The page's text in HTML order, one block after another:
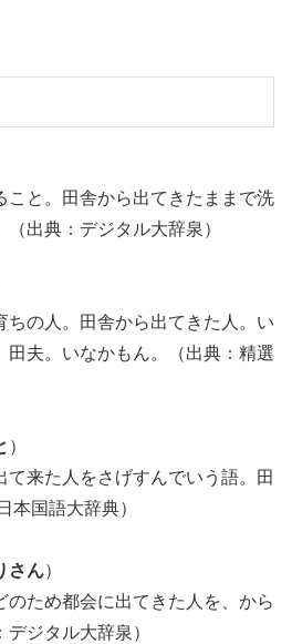
こと。田舎から出てきたままで洗
出典：デジタル大辞泉）
ちの人。田舎から出てきた人。い
田夫。いなかもん。（出典：精選
）
来た人をさげすんでいう語。田
本国語大辞典）
さん）
のため都会に出てきた人を、から
ジタル大辞泉）